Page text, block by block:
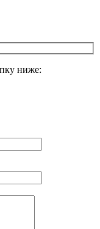
ниже: